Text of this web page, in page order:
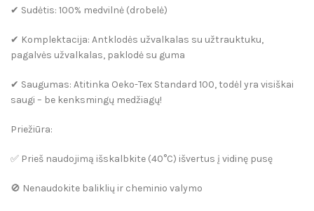
✔ Sudėtis: 100% medvilnė (drobelė)
✔ Komplektacija: Antklodės užvalkalas su užtrauktuku,
pagalvės užvalkalas, paklodė su guma
✔ Saugumas: Atitinka Oeko-Tex Standard 100, todėl yra visiškai
saugi – be kenksmingų medžiagų!
Priežiūra:
✅ Prieš naudojimą išskalbkite (40°C) išvertus į vidinę pusę
🚫 Nenaudokite baliklių ir cheminio valymo